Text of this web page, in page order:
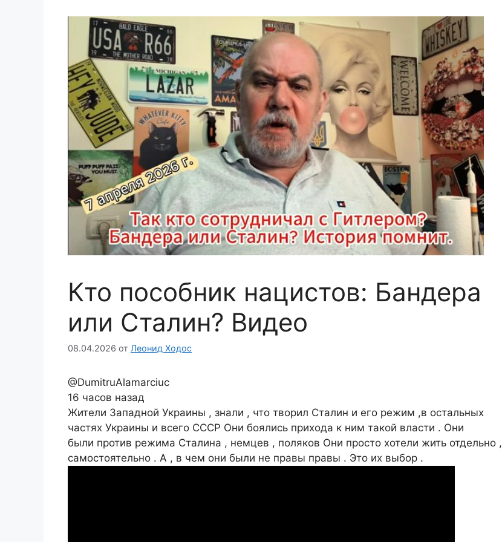
Кто пособник нацистов: Бандера
или Сталин? Видео
08.04.2026 от Леонид Ходос
@DumitruAlamarciuc
16 часов назад
Жители Западной Украины , знали , что творил Сталин и его режим ,в остальных
частях Украины и всего СССР Они боялись прихода к ним такой власти . Они
были против режима Сталина , немцев , поляков Они просто хотели жить отдельно ,
самостоятельно . А , в чем они были не правы правы . Это их выбор .